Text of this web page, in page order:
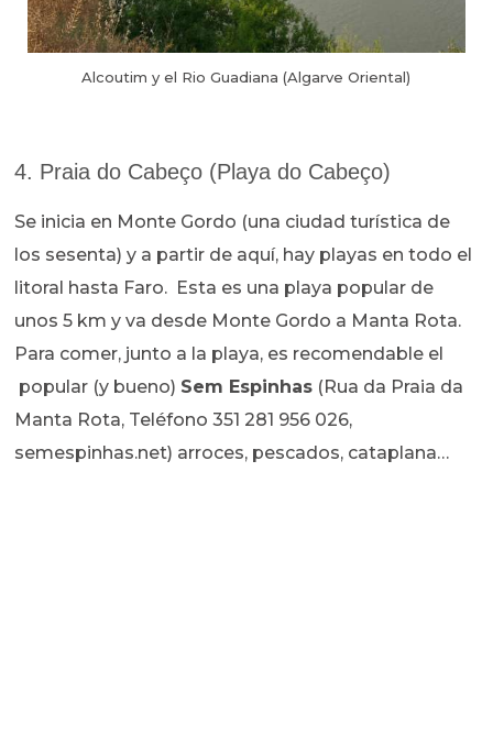
Alcoutim y el Rio Guadiana (Algarve Oriental)
4. Praia do Cabeço (Playa do Cabeço)
Se inicia en Monte Gordo (una ciudad turística de
los sesenta) y a partir de aquí, hay playas en todo el
litoral hasta Faro. Esta es una playa popular de
unos 5 km y va desde Monte Gordo a Manta Rota.
Para comer, junto a la playa, es recomendable el
popular (y bueno) Sem Espinhas (Rua da Praia da
Manta Rota, Teléfono 351 281 956 026,
semespinhas.net) arroces, pescados, cataplana…